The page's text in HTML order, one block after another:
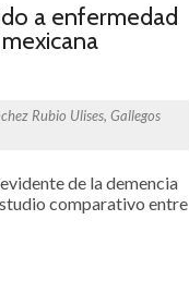
a enfermedad
Rubio Ulises, Gallegos
de la demencia
comparativo entre